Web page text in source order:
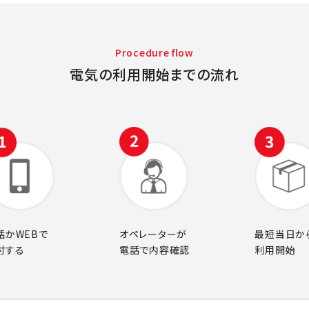
Procedure flow
電気の利用開始までの流れ
かWEBで
する
オペレーターが
電話で内容確認
最短当日か
利用開始